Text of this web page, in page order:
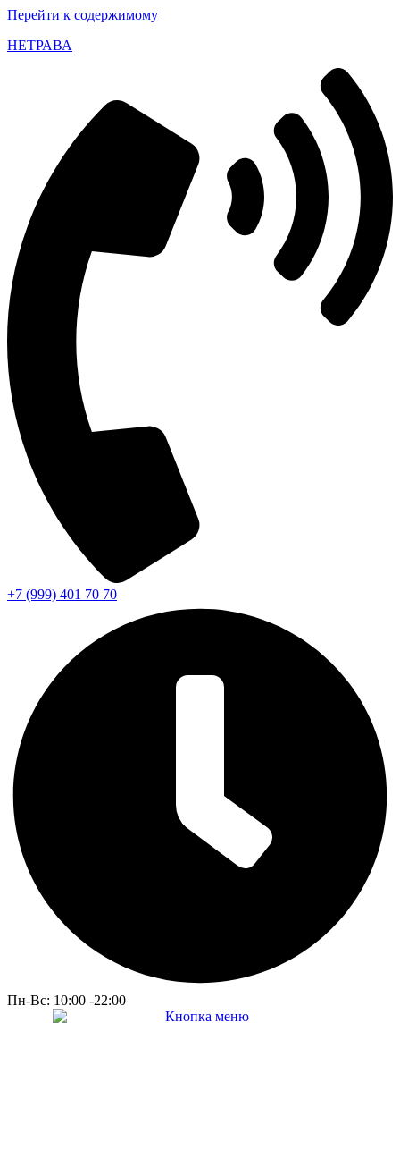
Перейти к содержимому
НЕТРАВА
+7 (999) 401 70 70
Пн-Вс: 10:00 -22:00